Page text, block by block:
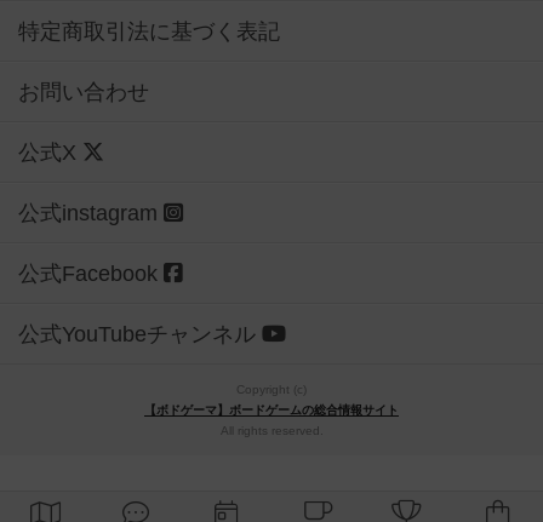
特定商取引法に基づく表記
お問い合わせ
公式X
公式instagram
公式Facebook
公式YouTubeチャンネル
Copyright (c)
【ボドゲーマ】ボードゲームの総合情報サイト
All rights reserved.